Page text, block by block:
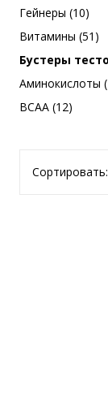
Гейнеры (10)
Витамины (51)
Бустеры
Аминокислоты
BCAA (12)
Сортировать: